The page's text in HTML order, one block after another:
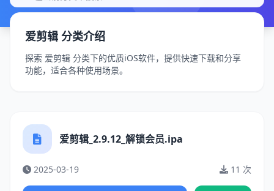
爱剪辑 分类介绍
探索 爱剪辑 分类下的优质iOS软件，提供快速下载和分享
功能，适合各种使用场景。
爱剪辑_2.9.12_解锁会员.ipa
2025-03-19 11 次